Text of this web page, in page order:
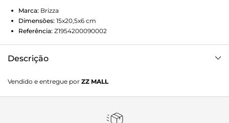
Marca: Brizza
Dimensões: 15x20,5x6 cm
Referência: Z1954200090002
Descrição
tem formato retangular e estruturado e capas com
costuras marcadas em curvas. Traz alça lateral longa
Com aplicação emborrachada do nome da marca na capa
Vendido e entregue por ZZ MALL